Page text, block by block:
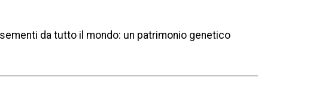
da tutto il mondo: un patrimonio genetico